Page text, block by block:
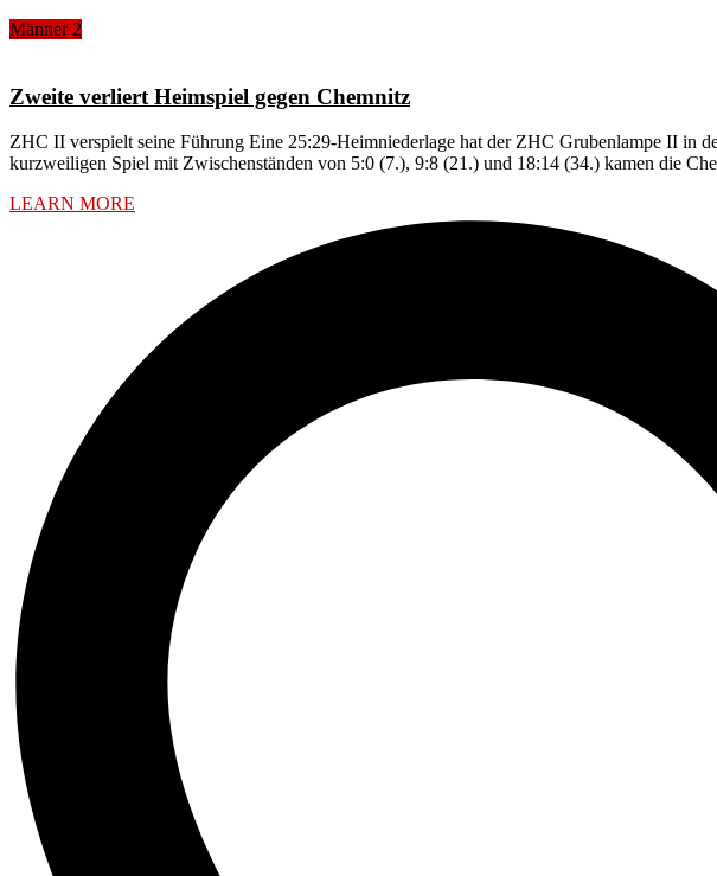
Männer 2
Zweite verliert Heimspiel gegen Chemnitz
ZHC II verspielt seine Führung Eine 25:29-Heimniederlage hat der ZHC Grubenlampe II in
kurzweiligen Spiel mit Zwischenständen von 5:0 (7.), 9:8 (21.) und 18:14 (34.) kamen die
LEARN MORE